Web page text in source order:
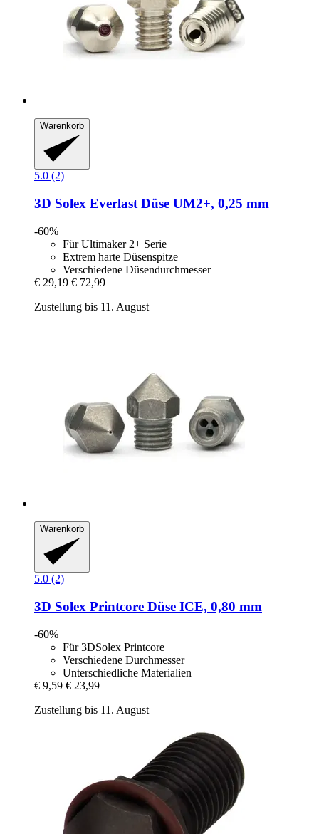
Warenkorb
5.0 (2)
3D Solex Everlast Düse UM2+, 0,25 mm
-60%
Für Ultimaker 2+ Serie
Extrem harte Düsenspitze
Verschiedene Düsendurchmesser
€ 29,19 € 72,99
Zustellung bis 11. August
Warenkorb
5.0 (2)
3D Solex Printcore Düse ICE, 0,80 mm
-60%
Für 3DSolex Printcore
Verschiedene Durchmesser
Unterschiedliche Materialien
€ 9,59 € 23,99
Zustellung bis 11. August